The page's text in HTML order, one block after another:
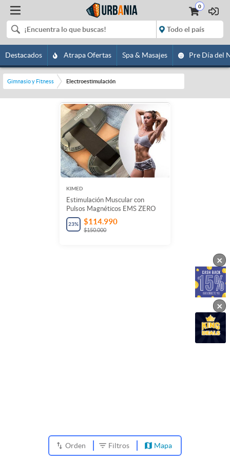
0
Destacados Atrapa Ofertas Spa & Masajes Pre Día del
Gimnasio y Fitness Electroestimulación
KIMED
Estimulación Muscular con
Pulsos Magnéticos EMS ZERO
23% $114.990
$150.000
Orden Filtros Mapa
×
×